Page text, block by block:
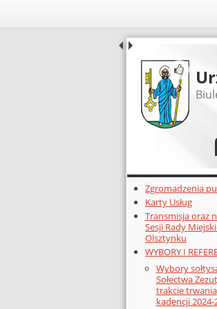
Dodatkowe
Zgromadzenia
Karty Usług
Transmisja oraz
Sesji Rady
Olsztynku
WYBORY I
Wybory
Sołectwa
trakcie trwania
kadencji 2024-